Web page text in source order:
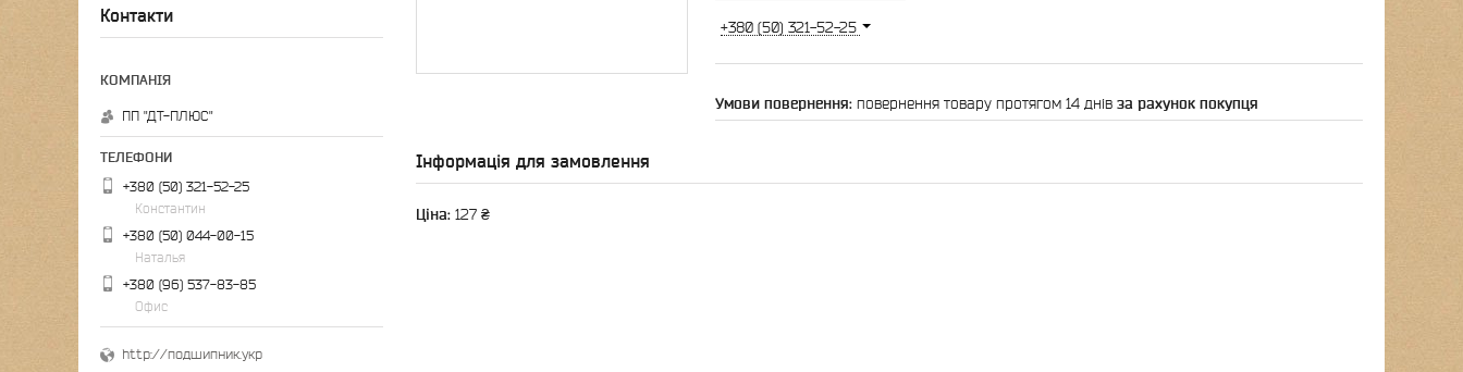
+380 (50) 321-52-25
повернення товару протягом 14 днів за рахунок покупця
Інформація для замовлення
Ціна: 127 ₴
Контакти
ПП "ДТ-ПЛЮС"
+380 (50) 321-52-25
Константин
+380 (50) 044-00-15
Наталья
+380 (96) 537-83-85
Офис
http://подшипник.укр